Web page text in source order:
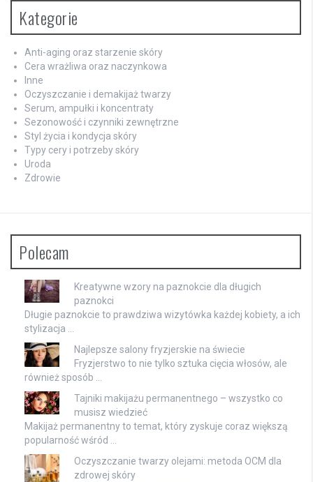
Kategorie
Anti-aging oraz starzenie skóry
Cera wrażliwa oraz naczynkowa
Inne
Oczyszczanie i demakijaż twarzy
Serum, ampułki i koncentraty
Sezonowość i czynniki zewnętrzne
Styl życia i kondycja skóry
Typy cery i potrzeby skóry
Uroda
Zdrowie
Polecam
Kreatywne wzory na paznokcie dla długich
paznokci
Długie paznokcie to prawdziwa wizytówka każdej kobiety, a ich
stylizacja …
Najlepsze salony fryzjerskie na świecie
Fryzjerstwo to nie tylko sztuka cięcia włosów, ale
również sposób …
Tajniki makijażu permanentnego – wszystko co
musisz wiedzieć
Makijaż permanentny to temat, który zyskuje coraz większą
popularność wśród …
Oczyszczanie twarzy olejami: metoda OCM dla
zdrowej skóry